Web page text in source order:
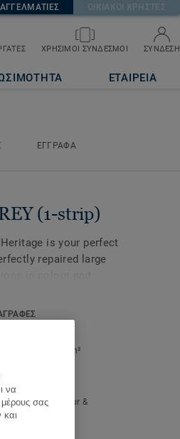
ΟΙΚΙΑΚΟΙ ΧΡΗΣΤΕΣ
ΧΡΗΣΙΜΟΙ ΣΥΝΔΕΣΜΟΙ ΣΥΝΔΕΣΗ
ΕΤΑΙΡΕΙΑ
ΕΓΓΡΑΦΑ
(1-strip)
is your perfect
repaired large
that make each
with deep brushing
87,85 m²
Quercus Robur &
Petraea
να
σας
και